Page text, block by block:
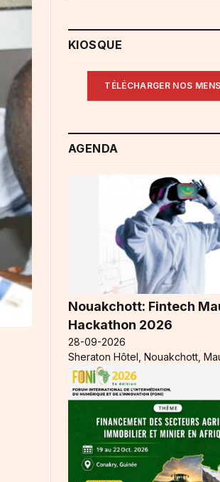
KIOSQUE
TÉLÉCHARGER NOS
AGENDA
Nouakchott: Fintech
Hackathon 2026
28-09-2026
Sheraton Hôtel, Nouakchott,